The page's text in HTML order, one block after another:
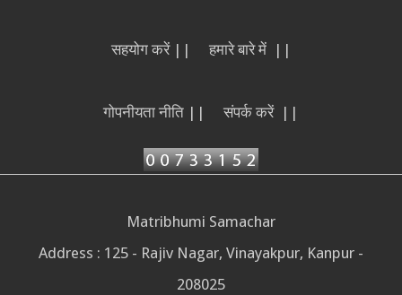
सहयोग करें || हमारे बारे में ||
गोपनीयता नीति || संपर्क करें ||
Matribhumi Samachar
Address : 125 - Rajiv Nagar, Vinayakpur, Kanpur -
208025